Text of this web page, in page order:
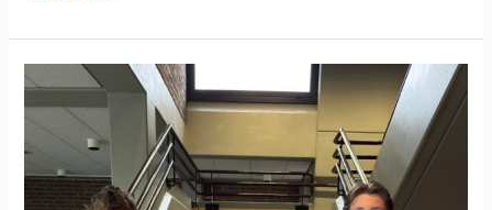
in
Steinfurt:
Zwei
Turniere,
viele
Bretter,
große